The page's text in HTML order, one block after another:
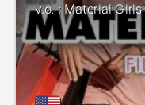
v.o. : Material Girls